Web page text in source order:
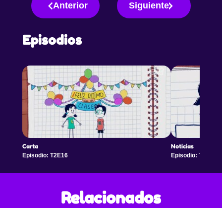
Anterior Siguiente
Episodios
Carta
Episodio: T2E16
Noticias
Episodio: T2E17
Relacionados